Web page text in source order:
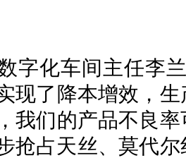
字化车间主任李
现了降本增效，
我们的产品不良
抢占天丝、莫代